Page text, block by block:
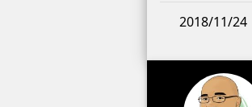
2018/11/24